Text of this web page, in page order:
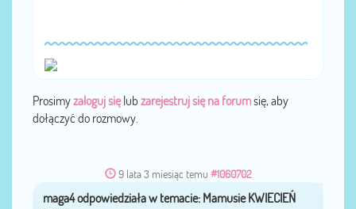
Prosimyzaloguj sięlub zarejestruj się na forumsię, aby
dołączyć do rozmowy.
9 lata 3 miesiąc temu #1060702
przezmaga4